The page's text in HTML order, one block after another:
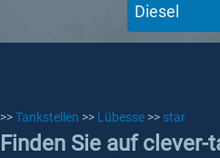
Diesel
>>Tankstellen >> Lübesse >> star
Finden Sie auf